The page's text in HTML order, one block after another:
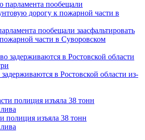
пообещали заасфальтировать
части в Суворовском
в Ростовской области из-
полиция изъяла 38 тонн